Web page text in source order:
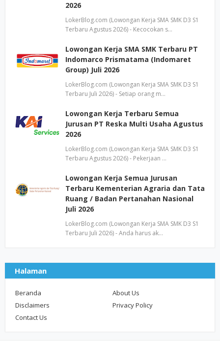
2026
LokerBlog.com (Lowongan Kerja SMA SMK D3 S1
Terbaru Agustus 2026) - Kecocokan s…
Lowongan Kerja SMA SMK Terbaru PT
Indomarco Prismatama (Indomaret
Group) Juli 2026
LokerBlog.com (Lowongan Kerja SMA SMK D3 S1
Terbaru Juli 2026) - Setiap orang m…
Lowongan Kerja Terbaru Semua
Jurusan PT Reska Multi Usaha Agustus
2026
LokerBlog.com (Lowongan Kerja SMA SMK D3 S1
Terbaru Agustus 2026) - Pekerjaan …
Lowongan Kerja Semua Jurusan
Terbaru Kementerian Agraria dan Tata
Ruang / Badan Pertanahan Nasional
Juli 2026
LokerBlog.com (Lowongan Kerja SMA SMK D3 S1
Terbaru Juli 2026) - Anda harus ak…
Halaman
Beranda
About Us
Disclaimers
Privacy Policy
Contact Us